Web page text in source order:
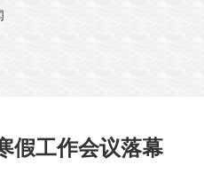
假工作会议落幕